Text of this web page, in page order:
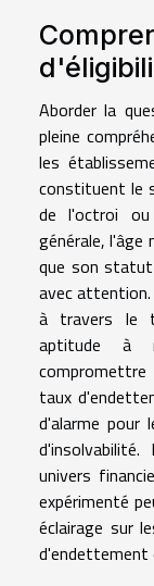
Aborder la
pleine
les
constituent le
de l'octroi
générale, l'âge
que son
avec attention.
à travers le
aptitude à
taux
d'alarme pour
univers
expérimenté
éclairage sur
d'endettement